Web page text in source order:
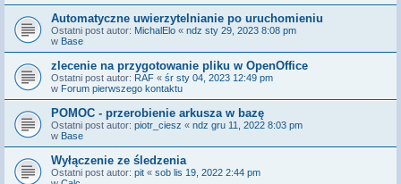
Automatyczne uwierzytelnianie po uruchomieniu
Ostatni post autor: MichalElo « ndz sty 29, 2023 8:08 pm
w Base
zlecenie na przygotowanie pliku w OpenOffice
Ostatni post autor: RAF « śr sty 04, 2023 12:49 pm
w Forum pierwszego kontaktu
POMOC - przerobienie arkusza w bazę
Ostatni post autor: piotr_ciesz « ndz gru 11, 2022 8:03 pm
w Base
Wyłączenie ze śledzenia
Ostatni post autor: pit « sob lis 19, 2022 2:44 pm